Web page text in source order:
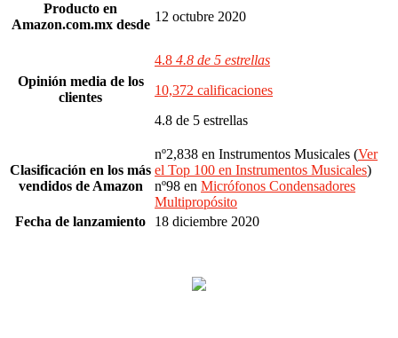
Producto en
Amazon.com.mx desde
12 octubre 2020
Opinión media de los
clientes
4.8 4.8 de 5 estrellas
10,372 calificaciones
4.8 de 5 estrellas
Clasificación en los más
vendidos de Amazon
nº2,838 en Instrumentos Musicales (Ver
el Top 100 en Instrumentos Musicales)
nº98 en Micrófonos Condensadores
Multipropósito
Fecha de lanzamiento
18 diciembre 2020